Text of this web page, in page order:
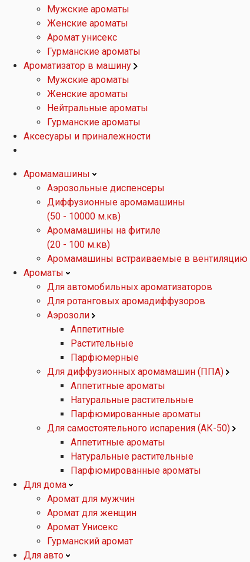
Мужские ароматы
Женские ароматы
Аромат унисекс
Гурманские ароматы
Ароматизатор в машину
Мужские ароматы
Женские ароматы
Нейтральные ароматы
Гурманские ароматы
Аксесуары и приналежности
Аромамашины
Аэрозольные диспенсеры
Диффузионные аромамашины
(50 - 10000 м.кв)
Аромамашины на фитиле
(20 - 100 м.кв)
Аромамашины встраиваемые в вентиляцию
Ароматы
Для автомобильных ароматизаторов
Для ротанговых аромадиффузоров
Аэрозоли
Аппетитные
Растительные
Парфюмерные
Для диффузионных аромамашин (ППА)
Аппетитные ароматы
Натуральные растительные
Парфюмированные ароматы
Для самостоятельного испарения (АК-50)
Аппетитные ароматы
Натуральные растительные
Парфюмированные ароматы
Для дома
Аромат для мужчин
Аромат для женщин
Аромат Унисекс
Гурманский аромат
Для авто